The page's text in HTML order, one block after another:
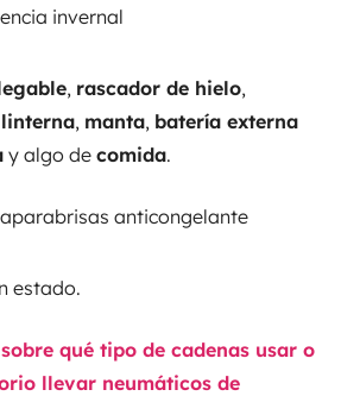
invernal
, rascador de hielo,
linterna, manta, batería externa
y algo de comida.
anticongelante
estado.
qué tipo de cadenas usar o
llevar neumáticos de